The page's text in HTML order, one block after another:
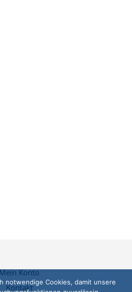
Konto
Kontakt
notwendige Cookies, damit unsere